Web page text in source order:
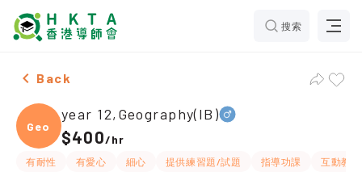
搜索
Male year 12,Geography(IB)，Ho Man Tin Tuition
Back
Geogr
year 12,Geography(IB)
$400/hr
有耐性 有愛心 細心 提供練習題/試題 指導功課
互動教學